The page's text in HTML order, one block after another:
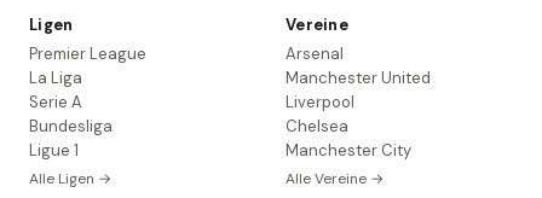
Ligen
Premier League
La Liga
Serie A
Bundesliga
Ligue 1
Alle Ligen →
Vereine
Arsenal
Manchester United
Liverpool
Chelsea
Manchester City
Alle Vereine →